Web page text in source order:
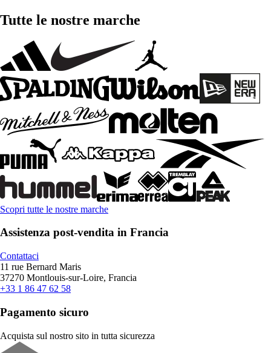
Tutte le nostre marche
Scopri tutte le nostre marche
Assistenza post-vendita in Francia
Contattaci
11 rue Bernard Maris
37270 Montlouis-sur-Loire, Francia
+33 1 86 47 62 58
Pagamento sicuro
Acquista sul nostro sito in tutta sicurezza